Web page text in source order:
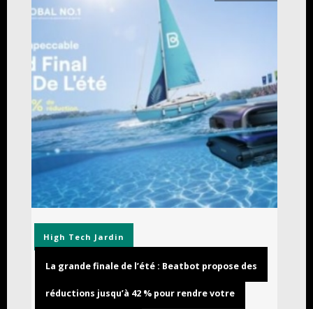
High Tech Jardin
La grande finale de l’été : Beatbot propose des
réductions jusqu’à 42 % pour rendre votre